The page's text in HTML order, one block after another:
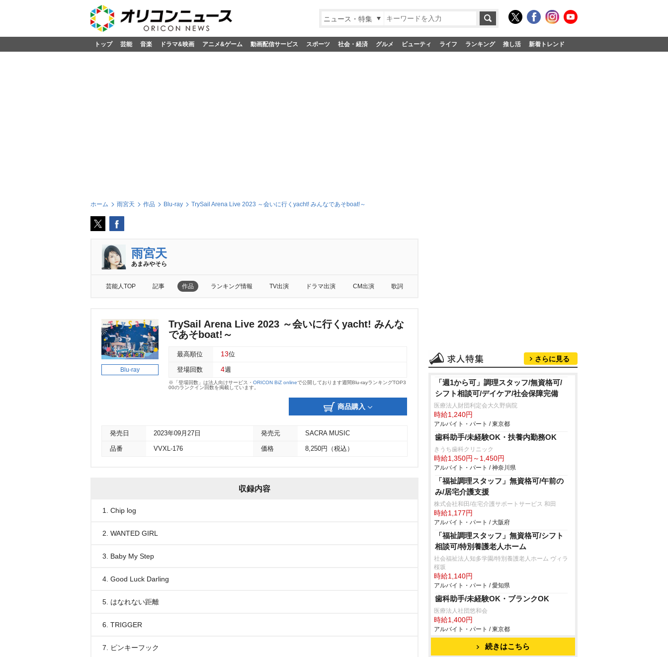
ニュース・特集
トップ 芸能 音楽 ドラマ&映画 アニメ&ゲーム 動画配信サービス スポーツ 社会・経済 グルメ ビューティ ライフ ランキング 推し活 新着トレンド
ホーム 雨宮天 作品 Blu-ray TrySail Arena Live 2023 ～会いに行くyacht! みんなであそboat!～
雨宮天
あまみやそら
芸能人TOP 記事 作品 ランキング情報 TV出演 ドラマ出演 CM出演 歌詞
Blu-ray
TrySail Arena Live 2023 ～会いに行くyacht! みんな
であそboat!～
最高順位 13位
登場回数 4週
※「登場回数」は法人向けサービス・ ORICON BiZ onlineで公開しております週間Blu-rayランキングTOP3
00のランクイン回数を掲載しています。
商品購入
発売日 2023年09月27日 発売元 SACRA MUSIC
品番 VVXL-176 価格 8,250円（税込）
収録内容
1. Chip log
2. WANTED GIRL
3. Baby My Step
4. Good Luck Darling
5. はなれない距離
6. TRIGGER
7. ピンキーフック
さらに見る
「週1から可」調理スタッフ/無資格可/
シフト相談可/デイケア/社会保障完備
医療法人財団利定会大久野病院
時給1,240円
アルバイト・パート / 東京都
歯科助手/未経験OK・扶養内勤務OK
きうち歯科クリニック
時給1,350円～1,450円
アルバイト・パート / 神奈川県
「福祉調理スタッフ」無資格可/午前の
み/居宅介護支援
株式会社和田/在宅介護サポートサービス 和田
時給1,177円
アルバイト・パート / 大阪府
「福祉調理スタッフ」無資格可/シフト
相談可/特別養護老人ホーム
社会福祉法人知多学園/特別養護老人ホーム ヴィラ
桜坂
時給1,140円
アルバイト・パート / 愛知県
歯科助手/未経験OK・ブランクOK
医療法人社団悠和会
時給1,400円
アルバイト・パート / 東京都
続きはこちら